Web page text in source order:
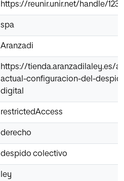
https://reunir.unir.net/handle/
spa
Aranzadi
https://tienda.aranzadilaley.es/
actual-configuracion-del-
digital
restrictedAccess
derecho
despido colectivo
ley